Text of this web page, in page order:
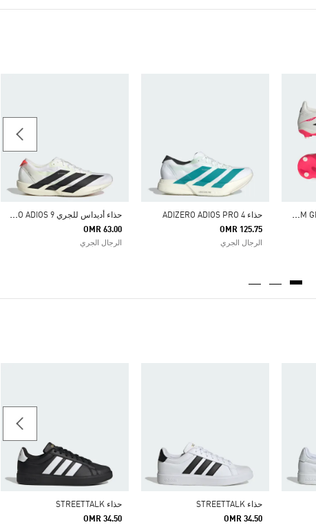
ح
ذاء COPA PURE IV LEAGUE FIRM GROUND FOOTBALL
حذاء ADIZERO ADIOS PRO 4
OMR 125.75
الرجال الجري
ح
ذاء أديداس للجري ADIZERO ADIOS 9
OMR 63.00
الرجال الجري
حذاء STREETTALK
OMR 34.50
حذاء STREETTALK
OMR 34.50